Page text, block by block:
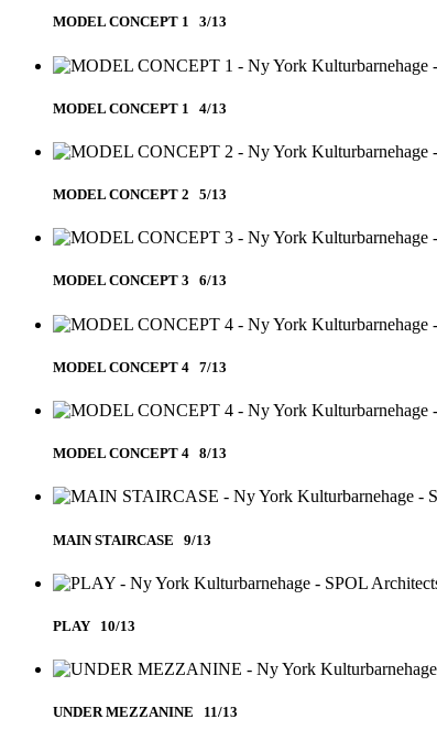
MODEL CONCEPT 1 3/13
MODEL CONCEPT 1 4/13
MODEL CONCEPT 2 5/13
MODEL CONCEPT 3 6/13
MODEL CONCEPT 4 7/13
MODEL CONCEPT 4 8/13
MAIN STAIRCASE 9/13
PLAY 10/13
UNDER MEZZANINE 11/13